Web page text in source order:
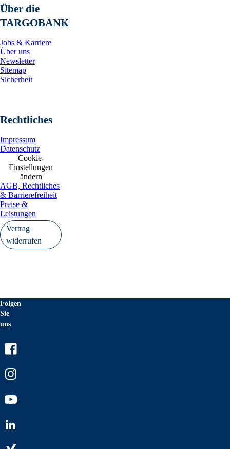
Über die
TARGOBANK
Jobs & Karriere
Über uns
Newsletter
Sitemap
Sicherheit
Rechtliches
Impressum
Datenschutz
Cookie-
Einstellungen
ändern
AGB, Rechtliches
& Barrierefreiheit
Preise &
Leistungen
Vertrag
widerrufen
Folgen
Sie
uns
Youtube